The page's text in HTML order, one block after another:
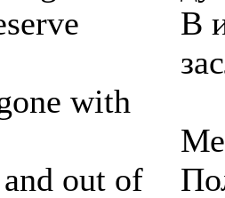
with
out of
В